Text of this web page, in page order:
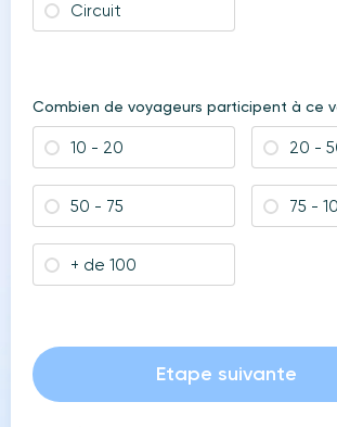
Circuit
Combien de voyageurs participent à ce
10 - 20 20 -
50 - 75 75 -
+ de 100
Etape suivante